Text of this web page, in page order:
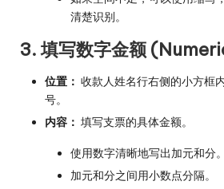
清楚识别。
3. 填写数字金额
位置： 收款人姓名行右侧的小方框
号。
内容： 填写支票的具体金额。
使用数字清晰地写出加元和分。
加元和分之间用小数点分隔。